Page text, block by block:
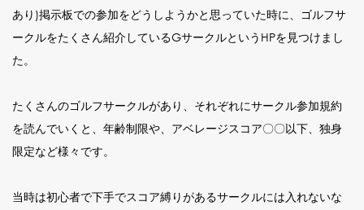
あり)掲示板での参加をどうしようかと思っていた時に、ゴルフサ
ークルをたくさん紹介しているGサークルというHPを見つけまし
た。
たくさんのゴルフサークルがあり、それぞれにサークル参加規約
を読んでいくと、年齢制限や、アベレージスコア〇〇以下、独身
限定など様々です。
当時は初心者で下手でスコア縛りがあるサークルには入れないな